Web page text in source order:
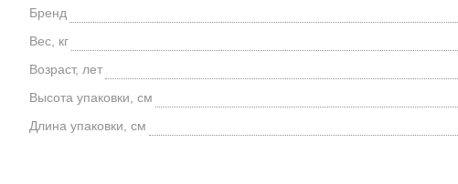
Бренд
Вес, кг
Возраст, лет
Высота упаковки, см
Длина упаковки, см